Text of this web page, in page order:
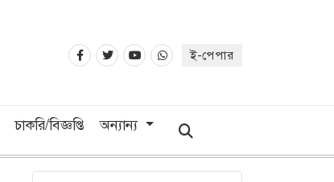
ই-পেপার
চাকরি/বিজ্ঞপ্তি অন্যান্য